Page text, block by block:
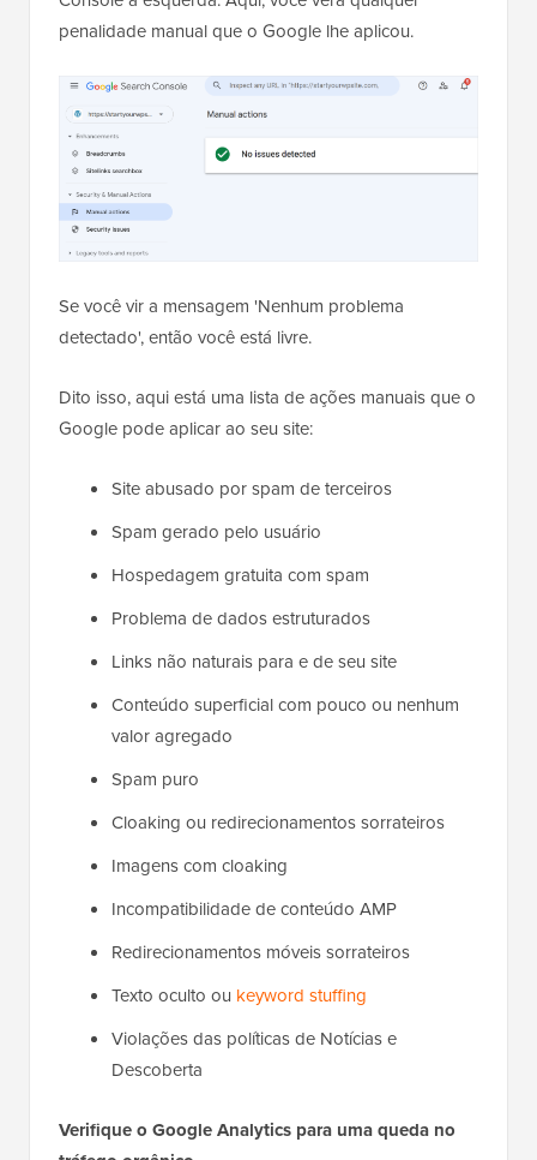
penalidade manual que o Google lhe aplicou.
Se você vir a mensagem 'Nenhum problema
detectado', então você está livre.
Dito isso, aqui está uma lista de ações manuais que o
Google pode aplicar ao seu site:
Site abusado por spam de terceiros
Spam gerado pelo usuário
Hospedagem gratuita com spam
Problema de dados estruturados
Links não naturais para e de seu site
Conteúdo superficial com pouco ou nenhum
valor agregado
Spam puro
Cloaking ou redirecionamentos sorrateiros
Imagens com cloaking
Incompatibilidade de conteúdo AMP
Redirecionamentos móveis sorrateiros
Texto oculto ou keyword stuffing
Violações das políticas de Notícias e
Descoberta
Verifique o Google Analytics para uma queda no